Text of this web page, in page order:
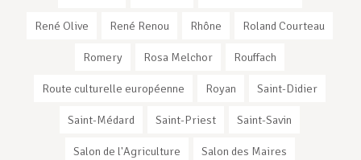
René Olive René Renou Rhône Roland Courteau
Romery Rosa Melchor Rouffach
Route culturelle européenne Royan Saint-Didier
Saint-Médard Saint-Priest Saint-Savin
Salon de l'Agriculture Salon des Maires